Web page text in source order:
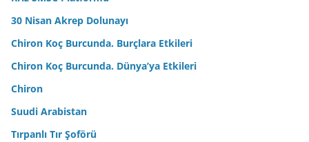
30 Nisan Akrep Dolunayı
Chiron Koç Burcunda. Burçlara Etkileri
Chiron Koç Burcunda. Dünya’ya Etkileri
Chiron
Suudi Arabistan
Tırpanlı Tır Şoförü